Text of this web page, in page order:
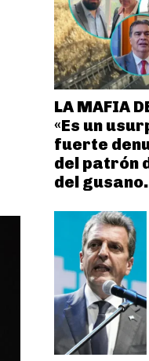
LA MAFIA
«Es un
fuerte
del patrón
del